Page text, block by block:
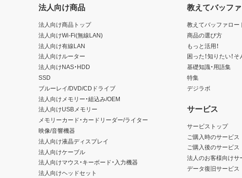
法人向け商品
法人向け商品トップ
法人向けWi-Fi(無線LAN)
法人向け有線LAN
法人向けルーター
法人向けNAS・HDD
SSD
ブルーレイ/DVD/CDドライブ
法人向けメモリー・組込み/OEM
法人向けUSBメモリー
メモリーカード・カードリーダー/ライター
映像/音響機器
法人向け液晶ディスプレイ
法人向けケーブル
法人向けマウス・キーボード・入力機器
法人向けヘッドセット
教えてバッフ
教えてバッファロー
商品の選び方
もっと活用！
困った！知りたい！
基礎知識・用語集
特集
デジラボ
サービス
サービストップ
ご購入時のサービス
ご購入後のサービス
法人のお客様向けサ
データ復旧サービス